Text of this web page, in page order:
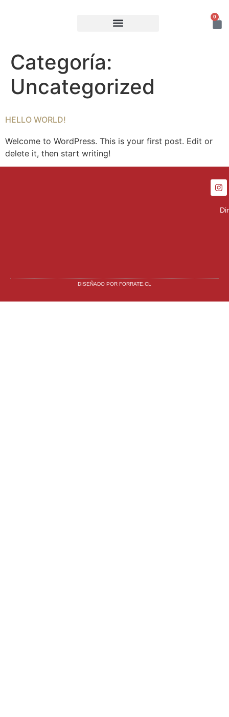
0
Categoría:
Uncategorized
HELLO WORLD!
Welcome to WordPress. This is your first post. Edit or
delete it, then start writing!
DISEÑADO POR FORRATE.CL